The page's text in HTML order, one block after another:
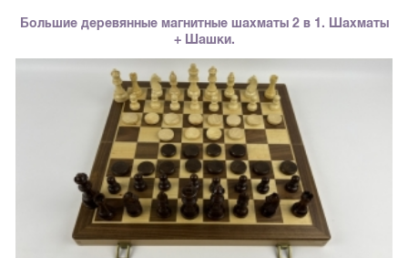
Большие деревянные магнитные шахматы 2 в 1. Шахматы
+ Шашки.